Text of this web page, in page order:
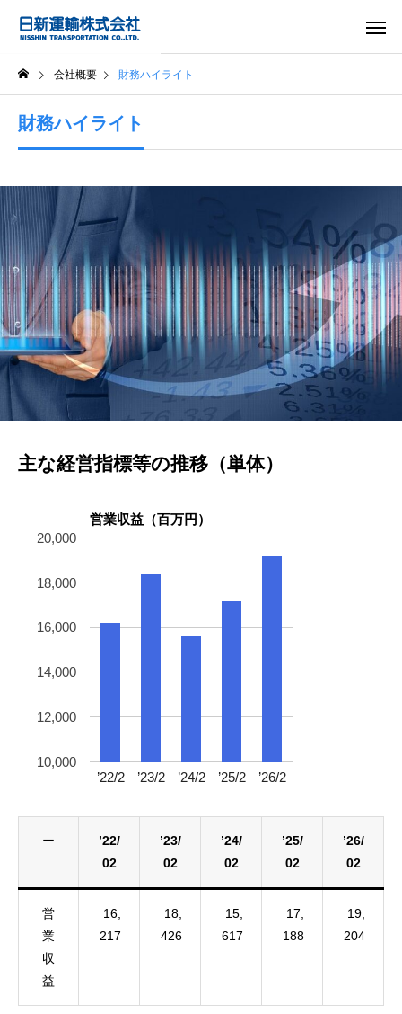
会社概要 財務ハイライト
財務ハイライト
主な経営指標等の推移（単体）
営業収益（百万円）
’22/2 ’23/2 ’24/2 ’25/2 ’26/2
10,000
12,000
14,000
16,000
18,000
20,000
ー
’22/
02
’23/
02
’24/
02
’25/
02
’26/
02
営
業
収
益
16,
217
18,
426
15,
617
17,
188
19,
204